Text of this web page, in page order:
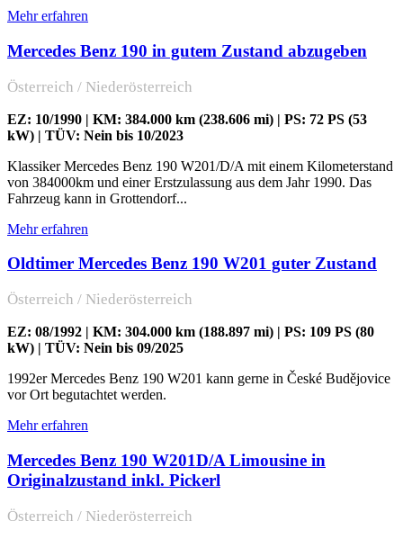
Mehr erfahren
Mercedes Benz 190 in gutem Zustand abzugeben
Österreich / Niederösterreich
EZ: 10/1990 | KM: 384.000 km (238.606 mi) | PS: 72 PS (53
kW) | TÜV: Nein bis 10/2023
Klassiker Mercedes Benz 190 W201/D/A mit einem Kilometerstand
von 384000km und einer Erstzulassung aus dem Jahr 1990. Das
Fahrzeug kann in Grottendorf...
Mehr erfahren
Oldtimer Mercedes Benz 190 W201 guter Zustand
Österreich / Niederösterreich
EZ: 08/1992 | KM: 304.000 km (188.897 mi) | PS: 109 PS (80
kW) | TÜV: Nein bis 09/2025
1992er Mercedes Benz 190 W201 kann gerne in České Budějovice
vor Ort begutachtet werden.
Mehr erfahren
Mercedes Benz 190 W201D/A Limousine in
Originalzustand inkl. Pickerl
Österreich / Niederösterreich